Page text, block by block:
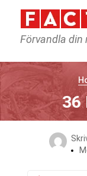
Förvandla
36